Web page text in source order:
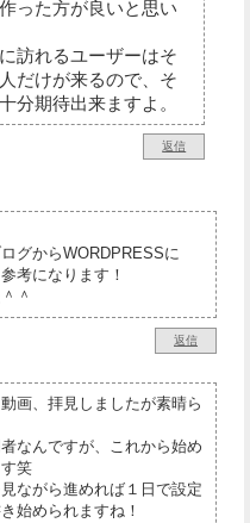
った方が良いと思い
訪れるユーザーはそ
だけが来るので、そ
分期待出来ますよ。
返信
グからWORDPRESSに
考になります！
＾
返信
画、拝見しましたが素晴ら
なんですが、これから始め
笑
ながら進めれば１日で設定
始められますね！